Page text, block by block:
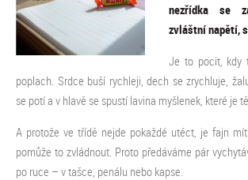
nezřídka se
zvláštní napětí,
Je to pocit, kdy
poplach. Srdce buší rychleji, dech se zrychluje,
se potí a v hlavě se spustí lavina myšlenek, které je
A protože ve třídě nejde pokaždé utéct, je fajn
pomůže to zvládnout. Proto předáváme pár
po ruce – v tašce, penálu nebo kapse.